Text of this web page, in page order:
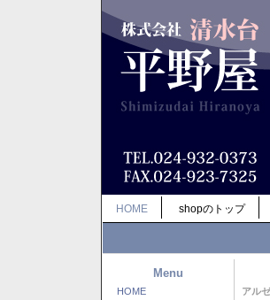
HOME shopのトップ
Menu
HOME アル